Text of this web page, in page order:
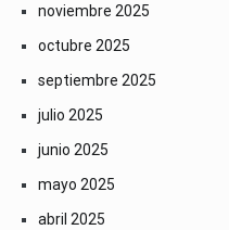
noviembre 2025
octubre 2025
septiembre 2025
julio 2025
junio 2025
mayo 2025
abril 2025